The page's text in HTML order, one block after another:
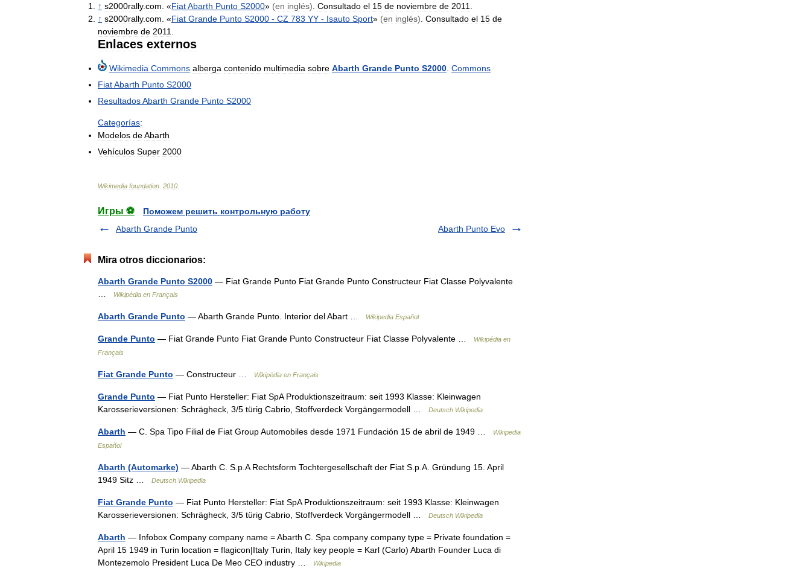
↑ s2000rally.com . «FiatAbarth Punto S2000» (en inglés) Consultado el 15 de noviembre de 2011
↑ s2000rally.com . «Fiat Grande Punto S2000 - CZ 783 YY - Isauto Sport» (en inglés) Consultado el 15 de
noviembre de 2011
Enlaces externos
Wikimedia Commons alberga contenido multimedia sobre Abarth Grande Punto S2000 Commons
FiatAbarth Punto S2000
ResultadosAbarth Grande Punto S2000
Categorías:
Modelos deAbarth
Vehículos Super 2000
Wikimedia foundation 2010
Игры ⚽
Поможем решить контрольную работу
Abarth Grande Punto
Abarth Punto Evo
Mira otros diccionarios:
Abarth Grande Punto S2000 — Fiat Grande Punto Fiat Grande Punto Constructeur Fiat Classe Polyvalente
Wikipédia en Français
Abarth Grande Punto — Abarth Grande Punto. Interior del Abart … Wikipedia Español
Grande Punto — Fiat Grande Punto Fiat Grande Punto Constructeur Fiat Classe Polyvalente …
Wikipédia en
Français
Fiat Grande Punto — Constructeur … Wikipédia en Français
Grande Punto — Fiat Punto Hersteller: Fiat SpA Produktionszeitraum: seit 1993 Klasse: Kleinwagen
Karosserieversionen: Schrägheck, 3/5 türig Cabrio, Stoffverdeck Vorgängermodell …
Deutsch Wikipedia
Abarth — C. Spa Tipo Filial de Fiat Group Automobiles desde 1971 Fundación 15 de abril de 1949 …
Wikipedia
Español
Abarth (Automarke) — Abarth C. S.p.A Rechtsform Tochtergesellschaft der Fiat S.p.A. Gründung 15. April
1949 Sitz …
Deutsch Wikipedia
Fiat Grande Punto — Fiat Punto Hersteller: Fiat SpA Produktionszeitraum: seit 1993 Klasse: Kleinwagen
Karosserieversionen: Schrägheck, 3/5 türig Cabrio, Stoffverdeck Vorgängermodell …
Deutsch Wikipedia
Abarth — Infobox Company company name = Abarth C. Spa company company type = Private foundation =
April 15 1949 in Turin location = flagicon|Italy Turin, Italy key people = Karl (Carlo) Abarth Founder Luca di
Montezemolo President Luca De Meo CEO industry …
Wikipedia